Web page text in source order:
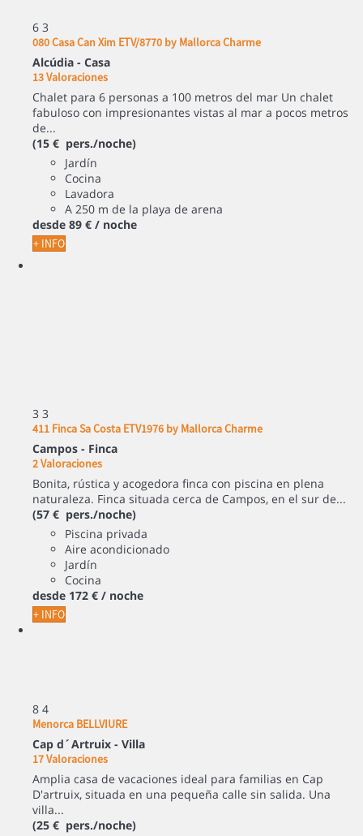
6 3
080 Casa Can Xim ETV/8770 by Mallorca Charme
Alcúdia - Casa
13 Valoraciones
Chalet para 6 personas a 100 metros del mar Un chalet
fabuloso con impresionantes vistas al mar a pocos metros
de...
(15 € pers./noche)
Jardín
Cocina
Lavadora
A 250 m de la playa de arena
desde 89 € / noche
+ INFO
3 3
411 Finca Sa Costa ETV1976 by Mallorca Charme
Campos - Finca
2 Valoraciones
Bonita, rústica y acogedora finca con piscina en plena
naturaleza. Finca situada cerca de Campos, en el sur de...
(57 € pers./noche)
Piscina privada
Aire acondicionado
Jardín
Cocina
desde 172 € / noche
+ INFO
8 4
Menorca BELLVIURE
Cap d´Artruix - Villa
17 Valoraciones
Amplia casa de vacaciones ideal para familias en Cap
D'artruix, situada en una pequeña calle sin salida. Una
villa...
(25 € pers./noche)